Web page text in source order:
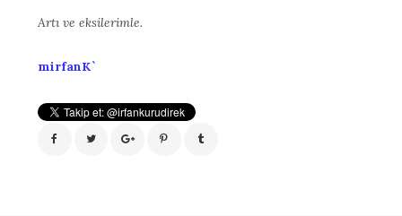
Artı ve eksilerimle.
mirfanK`